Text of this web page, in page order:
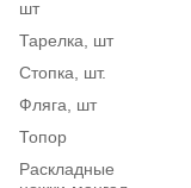
шт
Тарелка, шт
Стопка, шт.
Фляга, шт
Топор
Раскладные